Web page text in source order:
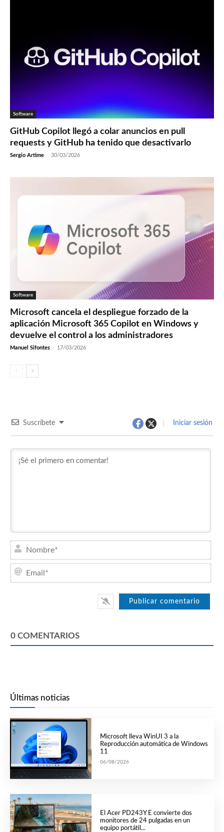
Software
GitHub Copilot llegó a colar anuncios en pull
requests y GitHub ha tenido que desactivarlo
Sergio Artime - 30/03/2026
Software
Microsoft cancela el despliegue forzado de la
aplicación Microsoft 365 Copilot en Windows y
devuelve el control a los administradores
Manuel Sifontes - 17/03/2026
Suscríbete Iniciar sesión
0 COMENTARIOS
Últimas noticias
Microsoft lleva WinUI 3 a la
Reproducción automática de Windows
11
06/08/2026
El Acer PD243Y E convierte dos
monitores de 24 pulgadas en un
equipo portátil...